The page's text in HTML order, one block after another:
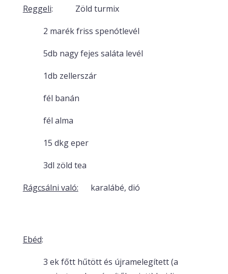
Reggeli: Zöld turmix
2 marék friss spenótlevél
5db nagy fejes saláta levél
1db zellerszár
fél banán
fél alma
15 dkg eper
3dl zöld tea
Rágcsálni való: karalábé, dió
Ebéd:
3 ek főtt hűtött és újramelegített (a